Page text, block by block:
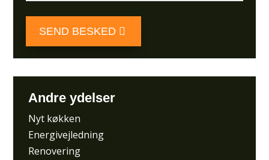
SEND BESKED
Andre ydelser
Nyt køkken
Energivejledning
Renovering